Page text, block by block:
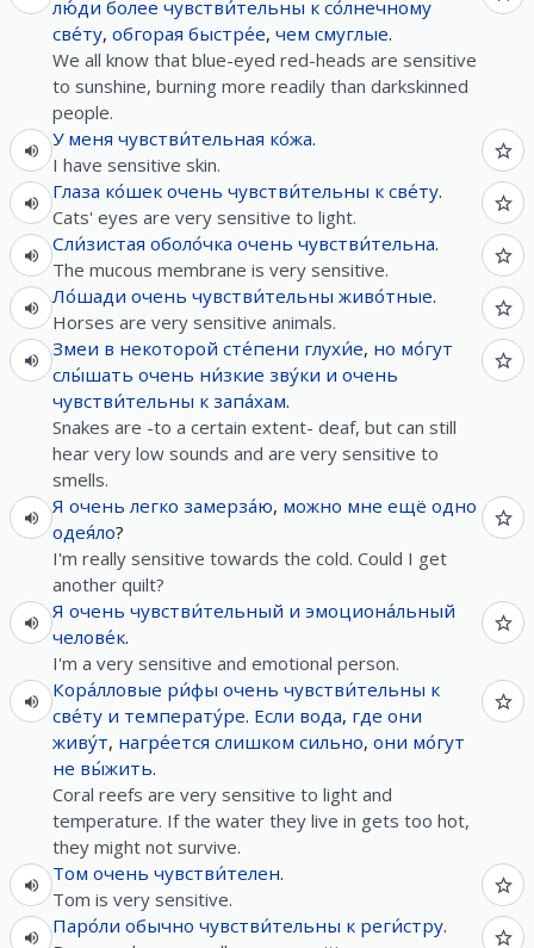
лю́ди более чувстви́тельны к со́лнечному
све́ту, обгорая быстре́е, чем смуглые.
We all know that blue-eyed red-heads are sensitive
to sunshine, burning more readily than darkskinned
people.
У меня чувстви́тельная ко́жа.
I have sensitive skin.
Глаза ко́шек очень чувстви́тельны к све́ту.
Cats' eyes are very sensitive to light.
Сли́зистая оболо́чка очень чувстви́тельна.
The mucous membrane is very sensitive.
Ло́шади очень чувстви́тельны живо́тные.
Horses are very sensitive animals.
Змеи в некоторой сте́пени глухи́е, но мо́гут
слы́шать очень ни́зкие зву́ки и очень
чувстви́тельны к запа́хам.
Snakes are -to a certain extent- deaf, but can still
hear very low sounds and are very sensitive to
smells.
Я очень легко замерза́ю, можно мне ещё одно
одея́ло?
I'm really sensitive towards the cold. Could I get
another quilt?
Я очень чувстви́тельный и эмоциона́льный
челове́к.
I'm a very sensitive and emotional person.
Кора́лловые ри́фы очень чувстви́тельны к
све́ту и температу́ре. Если вода, где они
живу́т, нагре́ется слишком сильно, они мо́гут
не вы́жить.
Coral reefs are very sensitive to light and
temperature. If the water they live in gets too hot,
they might not survive.
Том очень чувстви́телен.
Tom is very sensitive.
Паро́ли обычно чувстви́тельны к реги́стру.